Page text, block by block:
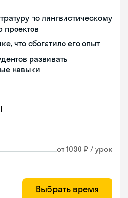
по лингвистическому
что обогатило его опыт
развивать
навыки
от 1090 ₽ / урок
Выбрать время